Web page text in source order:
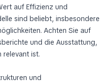
auf Effizienz und
sind beliebt, insbesondere
Achten Sie auf
und die Ausstattung,
relevant ist.
und